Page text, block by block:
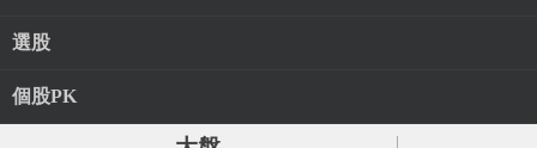
選股
個股PK